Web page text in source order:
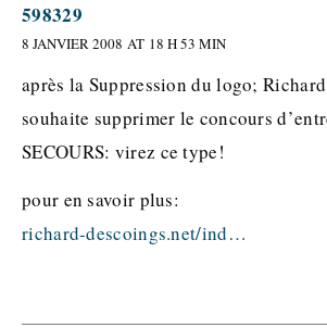
598329
8 JANVIER 2008 AT 18 H 53 MIN
après la Suppression du logo;
souhaite supprimer le concours
SECOURS: virez ce type!
pour en savoir plus:
richard-descoings.net/ind…